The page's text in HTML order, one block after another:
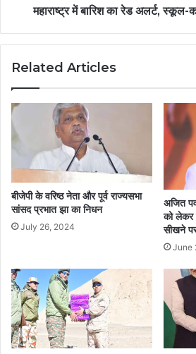
महाराष्ट्र में बारिश का रेड अलर्ट, स्कूल-
Related Articles
बीजेपी के वरिष्ठ नेता और पूर्व राज्यसभा
सांसद प्रभात झा का निधन
July 26, 2024
अजित
को लेकर
सीखने पर
June